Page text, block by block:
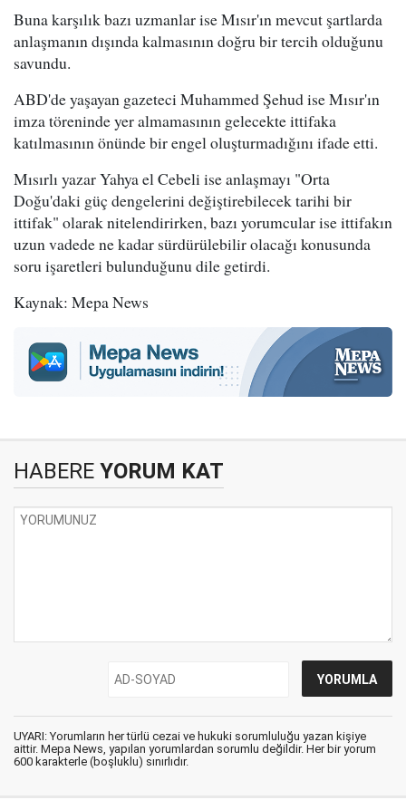
Buna karşılık bazı uzmanlar ise Mısır'ın mevcut şartlarda
anlaşmanın dışında kalmasının doğru bir tercih olduğunu
savundu.
ABD'de yaşayan gazeteci Muhammed Şehud ise Mısır'ın
imza töreninde yer almamasının gelecekte ittifaka
katılmasının önünde bir engel oluşturmadığını ifade etti.
Mısırlı yazar Yahya el Cebeli ise anlaşmayı "Orta
Doğu'daki güç dengelerini değiştirebilecek tarihi bir
ittifak" olarak nitelendirirken, bazı yorumcular ise ittifakın
uzun vadede ne kadar sürdürülebilir olacağı konusunda
soru işaretleri bulunduğunu dile getirdi.
Kaynak: Mepa News
HABERE YORUM KAT
UYARI: Yorumların her türlü cezai ve hukuki sorumluluğu yazan kişiye
aittir. Mepa News, yapılan yorumlardan sorumlu değildir. Her bir yorum
600 karakterle (boşluklu) sınırlıdır.